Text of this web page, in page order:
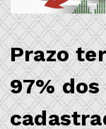
Prazo
97%